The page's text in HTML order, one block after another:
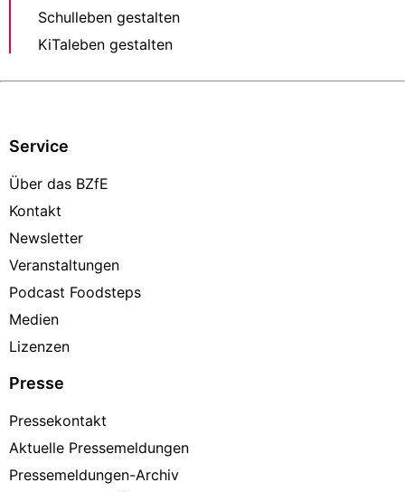
Schulleben gestalten
KiTaleben gestalten
Service
Über das BZfE
Kontakt
Newsletter
Veranstaltungen
Podcast Foodsteps
Medien
Lizenzen
Presse
Pressekontakt
Aktuelle Pressemeldungen
Pressemeldungen-Archiv